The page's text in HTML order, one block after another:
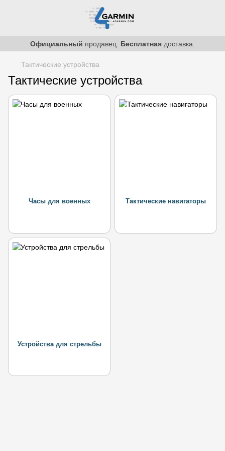
Официальный продавец. Бесплатная доставка.
Тактические устройства
Тактические устройства
Часы для военных Тактические навигаторы
Устройства для стрельбы